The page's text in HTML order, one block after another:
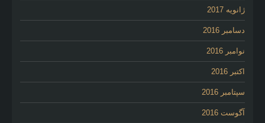
ژانویه 2017
دسامبر 2016
نوامبر 2016
اکتبر 2016
سپتامبر 2016
آگوست 2016